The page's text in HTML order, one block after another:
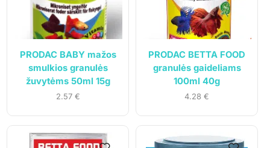
PRODAC BABY mažos
smulkios granulės
žuvytėms 50ml 15g
2.57 €
PRODAC BETTA FOOD
granulės gaideliams
100ml 40g
4.28 €